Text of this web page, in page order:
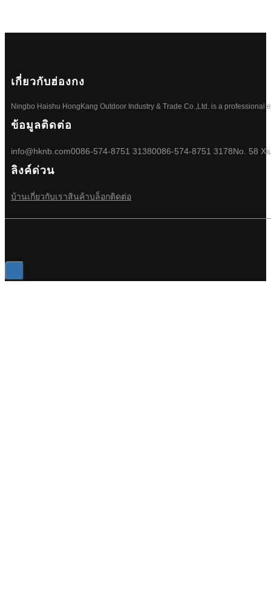
เกี่ยวกับฮ่องกง
Ningbo Haishu HongKang Outdoor Industry & Trade Co.,Ltd. is a professional
ข้อมูลติดต่อ
info@hknb.com0086-574-8751 31380086-574-8751 3178No. 58
ลิงค์ด่วน
บ้านเกี่ยวกับเราสินค้าบล็อกติดต่อ